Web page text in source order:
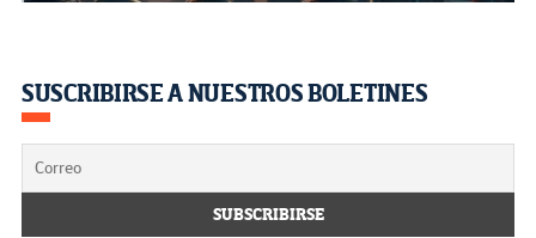
SUSCRIBIRSE A NUESTROS BOLETINES